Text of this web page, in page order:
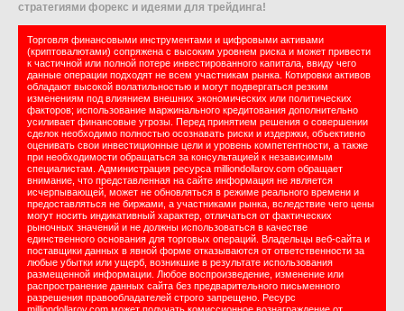
стратегиями форекс и идеями для трейдинга!
Торговля финансовыми инструментами и цифровыми активами
(криптовалютами) сопряжена с высоким уровнем риска и может привести
к частичной или полной потере инвестированного капитала, ввиду чего
данные операции подходят не всем участникам рынка. Котировки активов
обладают высокой волатильностью и могут подвергаться резким
изменениям под влиянием внешних экономических или политических
факторов; использование маржинального кредитования дополнительно
усиливает финансовые угрозы. Перед принятием решения о совершении
сделок необходимо полностью осознавать риски и издержки, объективно
оценивать свои инвестиционные цели и уровень компетентности, а также
при необходимости обращаться за консультацией к независимым
специалистам. Администрация ресурса milliondollarov.com обращает
внимание, что представленная на сайте информация не является
исчерпывающей, может не обновляться в режиме реального времени и
предоставляться не биржами, а участниками рынка, вследствие чего цены
могут носить индикативный характер, отличаться от фактических
рыночных значений и не должны использоваться в качестве
единственного основания для торговых операций. Владельцы веб-сайта и
поставщики данных в явной форме отказываются от ответственности за
любые убытки или ущерб, возникшие в результате использования
размещенной информации. Любое воспроизведение, изменение или
распространение данных сайта без предварительного письменного
разрешения правообладателей строго запрещено. Ресурс